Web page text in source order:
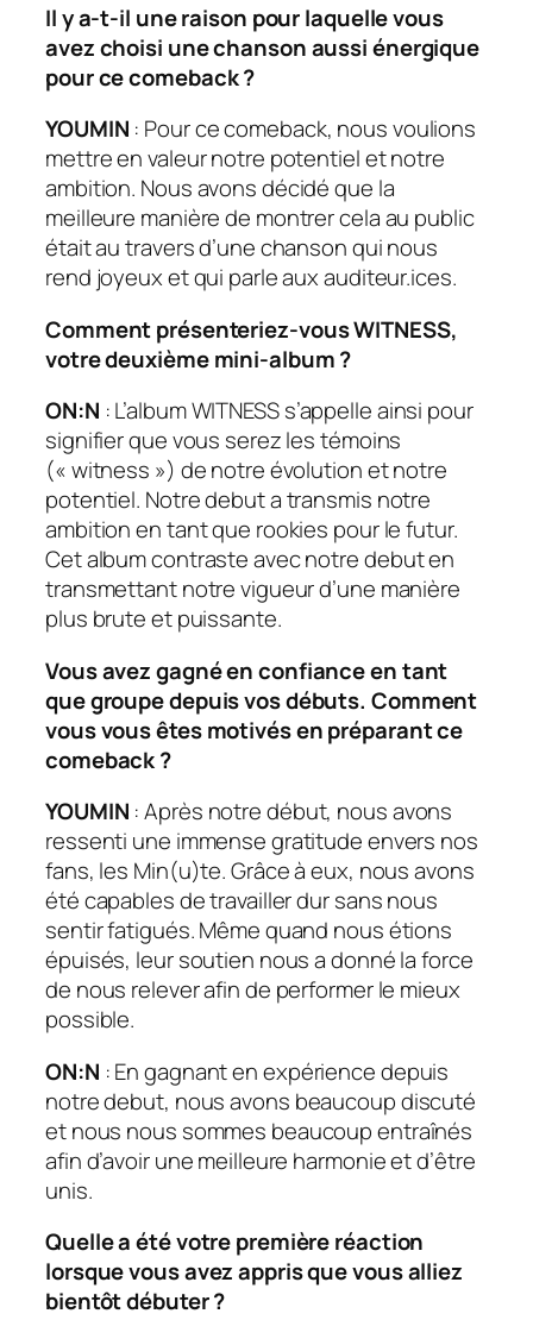
Il y a-t-il une raison pour laquelle vous
avez choisi une chanson aussi énergique
pour ce comeback ?
YOUMIN : Pour ce comeback, nous voulions
mettre en valeur notre potentiel et notre
ambition. Nous avons décidé que la
meilleure manière de montrer cela au public
était au travers d’une chanson qui nous
rend joyeux et qui parle aux auditeur.ices.
Comment présenteriez-vous WITNESS,
votre deuxième mini-album ?
ON:N : L’albumWITNESSs’appelle ainsi pour
signifier que vous serez les témoins
(« witness ») de notre évolution et notre
potentiel. Notredebuta transmis notre
ambition en tant que rookies pour le futur.
Cet album contraste avec notredebuten
transmettant notre vigueur d’une manière
plus brute et puissante.
Vous avez gagné en confiance en tant
que groupe depuis vos débuts. Comment
vous vous êtes motivés en préparant ce
comeback ?
YOUMIN : Après notre début, nous avons
ressenti une immense gratitude envers nos
fans, les Min(u)te. Grâce à eux, nous avons
été capables de travailler dur sans nous
sentir fatigués. Même quand nous étions
épuisés, leur soutien nous a donné la force
de nous relever afin de performer le mieux
possible.
ON:N : En gagnant en expérience depuis
notredebut, nous avons beaucoup discuté
et nous nous sommes beaucoup entraînés
afin d’avoir une meilleure harmonie et d’être
unis.
Quelle a été votre première réaction
lorsque vous avez appris que vous alliez
bientôt débuter ?